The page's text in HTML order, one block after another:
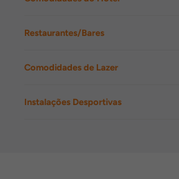
Restaurantes/Bares
Comodidades de Lazer
Instalações Desportivas